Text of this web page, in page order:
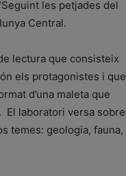
les petjades del
Central.
lectura que consisteix
els protagonistes i que
d’una maleta que
El laboratori versa sobre
temes: geologia, fauna,